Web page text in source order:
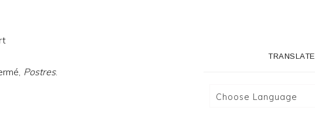
Postres.
TRANSLATE